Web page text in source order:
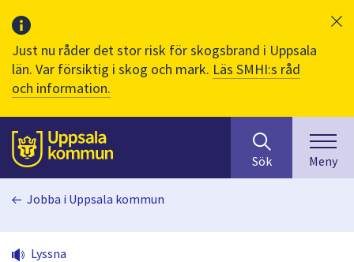
Just nu råder det stor risk för skogsbrand i Uppsala
län. Var försiktig i skog och mark. Läs SMHI:s råd
och information.
Till sidans
huvudinnehåll
efter
innehåll
på
Sök Meny
Jobba i Uppsala kommun
Lyssna